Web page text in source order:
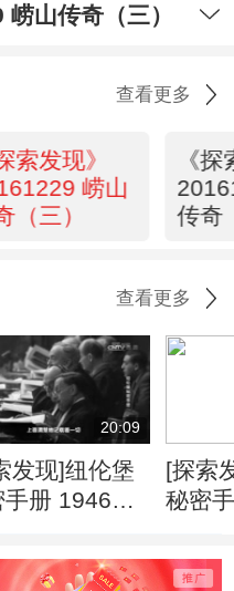
山传奇（三）
查看更多
索发现》
崂山
（三）
《
传奇
查看更多
20:09
发现]纽伦堡
册 1946年1
开始
[探索
秘密
做出